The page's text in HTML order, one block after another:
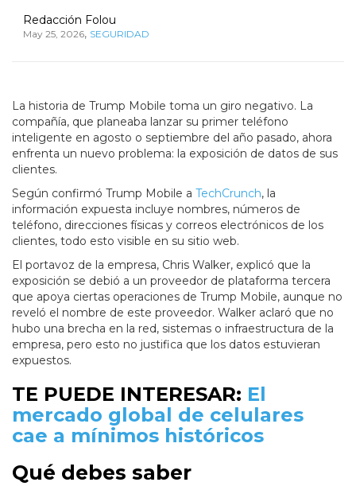
Redacción Folou
May 25, 2026, SEGURIDAD
La historia de Trump Mobile toma un giro negativo. La
compañía, que planeaba lanzar su primer teléfono
inteligente en agosto o septiembre del año pasado, ahora
enfrenta un nuevo problema: la exposición de datos de sus
clientes.
Según confirmó Trump Mobile a TechCrunch, la
información expuesta incluye nombres, números de
teléfono, direcciones físicas y correos electrónicos de los
clientes, todo esto visible en su sitio web.
El portavoz de la empresa, Chris Walker, explicó que la
exposición se debió a un proveedor de plataforma tercera
que apoya ciertas operaciones de Trump Mobile, aunque no
reveló el nombre de este proveedor. Walker aclaró que no
hubo una brecha en la red, sistemas o infraestructura de la
empresa, pero esto no justifica que los datos estuvieran
expuestos.
TE PUEDE INTERESAR: El
mercado global de celulares
cae a mínimos históricos
Qué debes saber